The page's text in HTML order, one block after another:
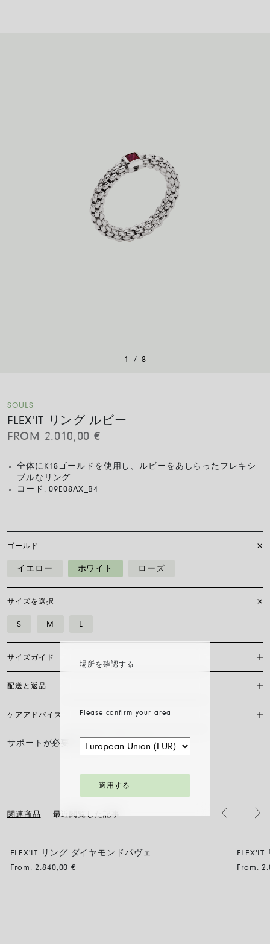
場所を確認する
Please confirm your area
適用する
1 / 8
SOULS
FLEX'IT リング ルビー
FROM 2.010,00 €
全体にK18ゴールドを使用し、ルビーをあしらったフレキシ
ブルなリング
コード:09E08AX_B4
ゴールド
イエロー ホワイト ローズ
サイズを選択
S M L
サイズガイド
Flex’itリングは、その名の由来であるブレスレットと同様、柔軟性をコ
ンセプトにしています。 そのため、リングを別の指に着けることがで
き、一日中どんな時でも快適に過ごすことができます。
10 – 13 14 – 17 18 – 21
フィット感なので、2つのサイズのどちらを選ぶか迷ったら、小さい方を
配送と返品
現在、日本国内においては当サイト内オンラインショッピングの対応は
しておりません。
ケアアドバイス
FOPEジュエリーの輝きと美しさを長く保つために、化学製品や化粧品と
の接触を避け、寝る前やスポーツをする前にはイヤリング、ネックレ
は、特別なお手入れ方法を必要としません。柔らかい乾いた布で表面を
拭くだけで十分です。 ダイヤモンドジュエリーは、水とマイルドソープ
で洗浄し、すすいで自然乾燥させてください。
サポートが必要ですか？ お問い合わせ
関連商品 最近閲覧した記事
FLEX'IT リング ダイヤモンドパヴェ
From: 2.840,00€
From: